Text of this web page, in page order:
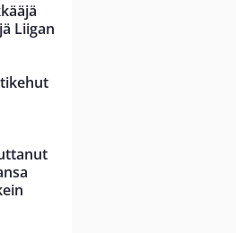
Liigan